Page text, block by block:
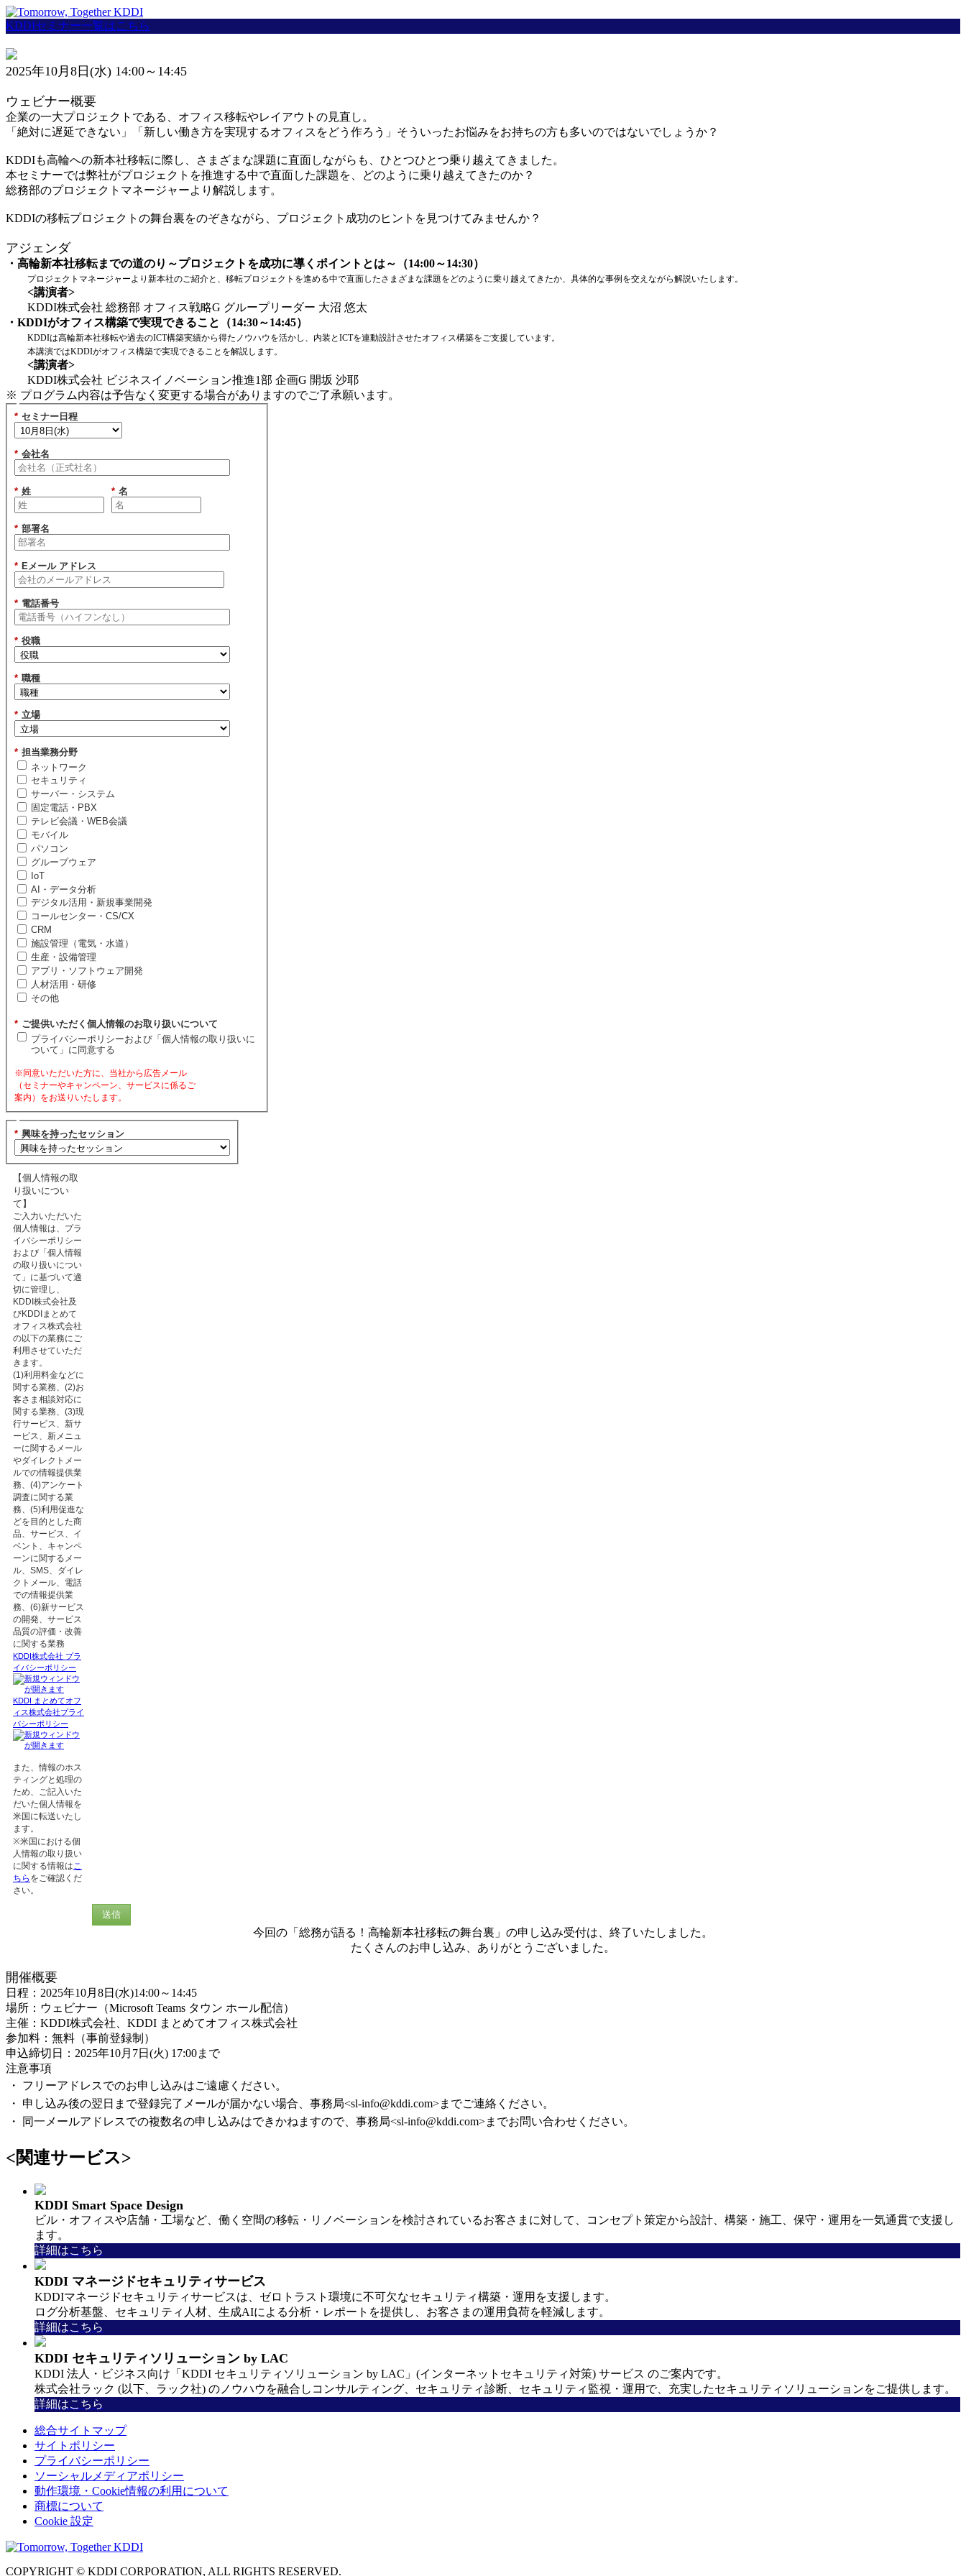
KDDIセミナー一覧はこちら
2025年10月8日(水) 14:00～14:45
ウェビナー概要
企業の一大プロジェクトである、オフィス移転やレイアウトの見直し。
「絶対に遅延できない」「新しい働き方を実現するオフィスをどう作ろう」そういったお悩みをお持ちの方も多いのではないでしょうか？
KDDIも高輪への新本社移転に際し、さまざまな課題に直面しながらも、ひとつひとつ乗り越えてきました。
本セミナーでは弊社がプロジェクトを推進する中で直面した課題を、どのように乗り越えてきたのか？
総務部のプロジェクトマネージャーより解説します。
KDDIの移転プロジェクトの舞台裏をのぞきながら、プロジェクト成功のヒントを見つけてみませんか？
アジェンダ
・高輪新本社移転までの道のり～プロジェクトを成功に導くポイントとは～（14:00～14:30）
プロジェクトマネージャーより新本社のご紹介と、移転プロジェクトを進める中で直面したさまざまな課題をどのように乗り越えてきたか、具体的な事例を交えながら解説いたします。
<講演者>
KDDI株式会社 総務部 オフィス戦略G グループリーダー 大沼 悠太
・KDDIがオフィス構築で実現できること（14:30～14:45）
KDDIは高輪新本社移転や過去のICT構築実績から得たノウハウを活かし、内装とICTを連動設計させたオフィス構築をご支援しています。
本講演ではKDDIがオフィス構築で実現できることを解説します。
<講演者>
KDDI株式会社 ビジネスイノベーション推進1部 企画G 開坂 沙耶
※ プログラム内容は予告なく変更する場合がありますのでご了承願います。
* セミナー日程
* 会社名
* 姓 * 名
* 部署名
* Eメール アドレス
* 電話番号
* 役職
* 職種
* 立場
* 担当業務分野
ネットワーク
セキュリティ
サーバー・システム
固定電話・PBX
テレビ会議・WEB会議
モバイル
パソコン
グループウェア
IoT
AI・データ分析
デジタル活用・新規事業開発
コールセンター・CS/CX
CRM
施設管理（電気・水道）
生産・設備管理
アプリ・ソフトウェア開発
人材活用・研修
その他
* ご提供いただく個人情報のお取り扱いについて
プライバシーポリシーおよび「個人情報の取り扱いに
ついて」に同意する
※同意いただいた方に、当社から広告メール
（セミナーやキャンペーン、サービスに係るご
案内）をお送りいたします。
* 興味を持ったセッション
【個人情報の取
り扱いについ
て】
ご入力いただいた
個人情報は、プラ
イバシーポリシー
および「個人情報
の取り扱いについ
て」に基づいて適
切に管理し、
KDDI株式会社及
びKDDIまとめて
オフィス株式会社
の以下の業務にご
利用させていただ
きます。
(1)利用料金などに
関する業務、(2)お
客さま相談対応に
関する業務、(3)現
行サービス、新サ
ービス、新メニュ
ーに関するメール
やダイレクトメー
ルでの情報提供業
務、(4)アンケート
調査に関する業
務、(5)利用促進な
どを目的とした商
品、サービス、イ
ベント、キャンペ
ーンに関するメー
ル、SMS、ダイレ
クトメール、電話
での情報提供業
務、(6)新サービス
の開発、サービス
品質の評価・改善
に関する業務
KDDI株式会社 プラ
イバシーポリシー
KDDI まとめてオフ
ィス株式会社プライ
バシーポリシー
また、情報のホス
ティングと処理の
ため、ご記入いた
だいた個人情報を
米国に転送いたし
ます。
※米国における個
人情報の取り扱い
に関する情報は こ
ちら をご確認くだ
さい。
送信
今回の「総務が語る！高輪新本社移転の舞台裏」の申し込み受付は、終了いたしました。
たくさんのお申し込み、ありがとうございました。
開催概要
日程：2025年10月8日(水)14:00～14:45
場所：ウェビナー（Microsoft Teams タウン ホール配信）
主催：KDDI株式会社、KDDI まとめてオフィス株式会社
参加料：無料（事前登録制）
申込締切日：2025年10月7日(火) 17:00まで
注意事項
・
フリーアドレスでのお申し込みはご遠慮ください。
・
申し込み後の翌日まで登録完了メールが届かない場合、事務局<sl-info@kddi.com>までご連絡ください。
・
同一メールアドレスでの複数名の申し込みはできかねますので、事務局<sl-info@kddi.com>までお問い合わせください。
<関連サービス>
KDDI Smart Space Design
ビル・オフィスや店舗・工場など、働く空間の移転・リノベーションを検討されているお客さまに対して、コンセプト策定から設計、構築・施工、保守・運用を一気通貫で支援し
ます。
詳細はこちら
KDDI マネージドセキュリティサービス
KDDIマネージドセキュリティサービスは、ゼロトラスト環境に不可欠なセキュリティ構築・運用を支援します。
ログ分析基盤、セキュリティ人材、生成AIによる分析・レポートを提供し、お客さまの運用負荷を軽減します。
詳細はこちら
KDDI セキュリティソリューション by LAC
KDDI 法人・ビジネス向け「KDDI セキュリティソリューション by LAC」(インターネットセキュリティ対策) サービス のご案内です。
株式会社ラック (以下、ラック社) のノウハウを融合しコンサルティング、セキュリティ診断、セキュリティ監視・運用で、充実したセキュリティソリューションをご提供します。
詳細はこちら
総合サイトマップ
サイトポリシー
プライバシーポリシー
ソーシャルメディアポリシー
動作環境・Cookie情報の利用について
商標について
Cookie 設定
COPYRIGHT © KDDI CORPORATION, ALL RIGHTS RESERVED.